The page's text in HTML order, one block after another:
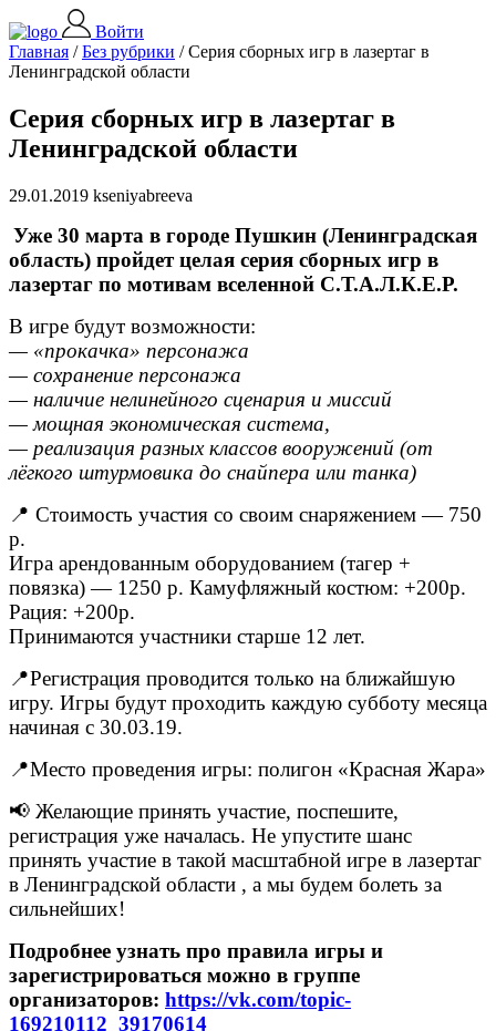
Войти
Главная /Без рубрики /Серия сборных игр в лазертаг в
Ленинградской области
Серия сборных игр в лазертаг в
Ленинградской области
29.01.2019 kseniyabreeva
Уже 30 марта в городе Пушкин (Ленинградская
область) пройдет целая серия сборных игр в
лазертаг по мотивам вселенной С.Т.А.Л.К.Е.Р.
В игре будут возможности:
— «прокачка» персонажа
— сохранение персонажа
— наличие нелинейного сценария и миссий
— мощная экономическая система,
— реализация разных классов вооружений (от
лёгкого штурмовика до снайпера или танка)
📍 Стоимость участия со своим снаряжением — 750
р.
Игра арендованным оборудованием (тагер +
повязка) — 1250 р. Камуфляжный костюм: +200р.
Рация: +200р.
Принимаются участники старше 12 лет.
📍Регистрация проводится только на ближайшую
игру. Игры будут проходить каждую субботу месяца
начиная с 30.03.19.
📍Место проведения игры: полигон «Красная Жара»
📢 Желающие принять участие, поспешите,
регистрация уже началась. Не упустите шанс
принять участие в такой масштабной игре в лазертаг
в Ленинградской области , а мы будем болеть за
сильнейших!
Подробнее узнать про правила игры и
зарегистрироваться можно в группе
организаторов: https://vk.com/topic-
169210112_39170614